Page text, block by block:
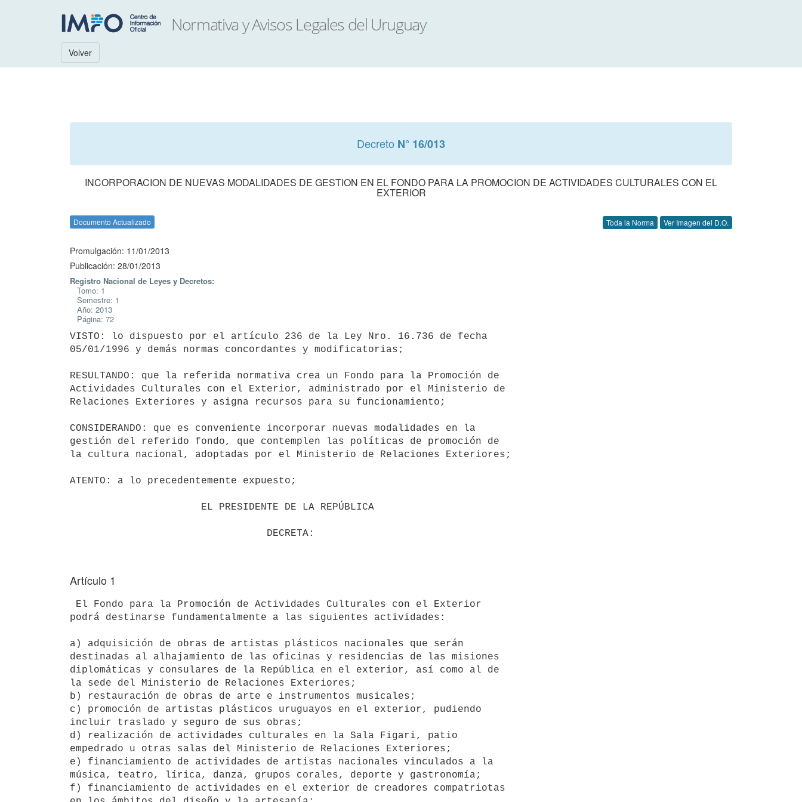
Volver
Decreto N° 16/013
INCORPORACION DE NUEVAS MODALIDADES DE GESTION EN EL FONDO PARA LA PROMOCION DE ACTIVIDADES CULTURALES CON EL
EXTERIOR
Documento Actualizado Toda la Norma Ver Imagen del D.O.
Promulgación: 11/01/2013
Publicación: 28/01/2013
Registro Nacional de Leyes y Decretos:
Tomo: 1
Semestre: 1
Año: 2013
Página: 72
VISTO: lo dispuesto por el artículo 236 de la Ley Nro. 16.736 de fecha
05/01/1996 y demás normas concordantes y modificatorias;
RESULTANDO: que la referida normativa crea un Fondo para la Promoción de
Actividades Culturales con el Exterior, administrado por el Ministerio de
Relaciones Exteriores y asigna recursos para su funcionamiento;
CONSIDERANDO: que es conveniente incorporar nuevas modalidades en la
gestión del referido fondo, que contemplen las políticas de promoción de
la cultura nacional, adoptadas por el Ministerio de Relaciones Exteriores;
ATENTO: a lo precedentemente expuesto;
Artículo 1
podrá destinarse fundamentalmente a las siguientes actividades:
a) adquisición de obras de artistas plásticos nacionales que serán
destinadas al alhajamiento de las oficinas y residencias de las misiones
diplomáticas y consulares de la República en el exterior, así como al de
la sede del Ministerio de Relaciones Exteriores;
b) restauración de obras de arte e instrumentos musicales;
c) promoción de artistas plásticos uruguayos en el exterior, pudiendo
incluir traslado y seguro de sus obras;
d) realización de actividades culturales en la Sala Figari, patio
empedrado u otras salas del Ministerio de Relaciones Exteriores;
e) financiamiento de actividades de artistas nacionales vinculados a la
música, teatro, lírica, danza, grupos corales, deporte y gastronomía;
f) financiamiento de actividades en el exterior de creadores compatriotas